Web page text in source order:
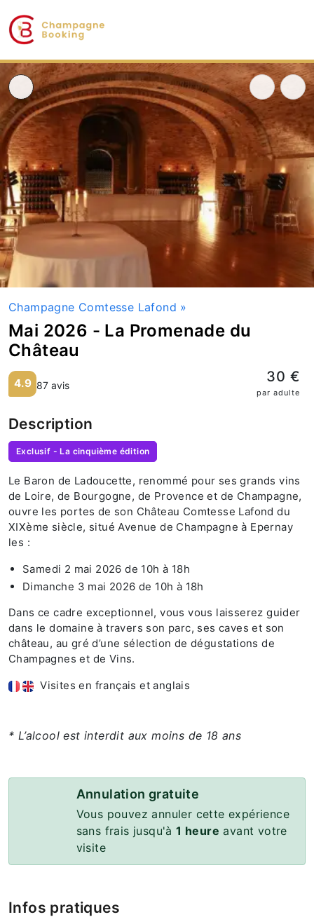
Champagne Comtesse Lafond »
Mai 2026 - La Promenade du
Château
4.9 87 avis 30 €
par adulte
Description
Exclusif - La cinquième édition
Le Baron de Ladoucette, renommé pour ses grands vins
de Loire, de Bourgogne, de Provence et de Champagne,
ouvre les portes de son Château Comtesse Lafond du
XIXème siècle, situé Avenue de Champagne à Epernay
les :
Samedi 2 mai 2026 de 10h à 18h
Dimanche 3 mai 2026 de 10h à 18h
Dans ce cadre exceptionnel, vous vous laisserez guider
dans le domaine à travers son parc, ses caves et son
château, au gré d’une sélection de dégustations de
Champagnes et de Vins.
Visites en français et anglais
* L’alcool est interdit aux moins de 18 ans
Annulation gratuite
Vous pouvez annuler cette expérience
sans frais jusqu'à1 heure avant votre
visite
Infos pratiques